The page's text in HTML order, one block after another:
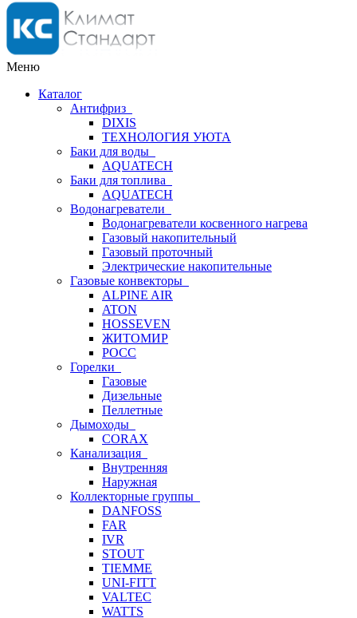
Меню
Каталог
Антифриз
DIXIS
ТЕХНОЛОГИЯ УЮТА
Баки для воды
AQUATECH
Баки для топлива
AQUATECH
Водонагреватели
Водонагреватели косвенного нагрева
Газовый накопительный
Газовый проточный
Электрические накопительные
Газовые конвекторы
ALPINE AIR
ATON
HOSSEVEN
ЖИТОМИР
РОСС
Горелки
Газовые
Дизельные
Пеллетные
Дымоходы
CORAX
Канализация
Внутренняя
Наружная
Коллекторные группы
DANFOSS
FAR
IVR
STOUT
TIEMME
UNI-FITT
VALTEC
WATTS